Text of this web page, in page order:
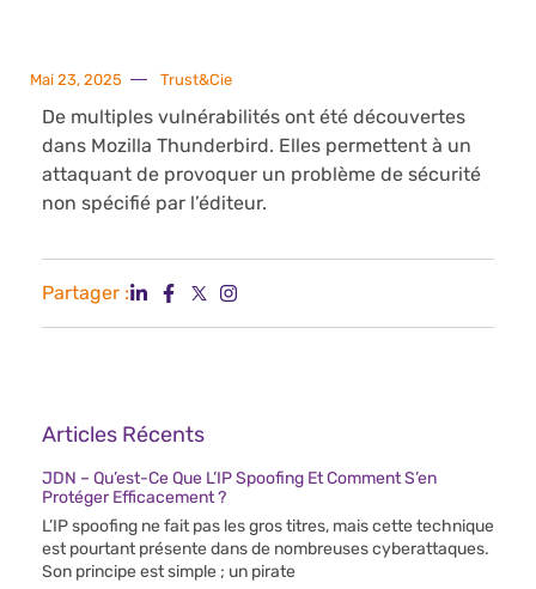
Mai 23, 2025 Trust&Cie
De multiples vulnérabilités ont été découvertes
dans Mozilla Thunderbird. Elles permettent à un
attaquant de provoquer un problème de sécurité
non spécifié par l’éditeur.
Partager :
Articles Récents
JDN – Qu’est-Ce Que L’IP Spoofing Et Comment S’en
Protéger Efficacement ?
L’IP spoofing ne fait pas les gros titres, mais cette technique
est pourtant présente dans de nombreuses cyberattaques.
Son principe est simple ; un pirate